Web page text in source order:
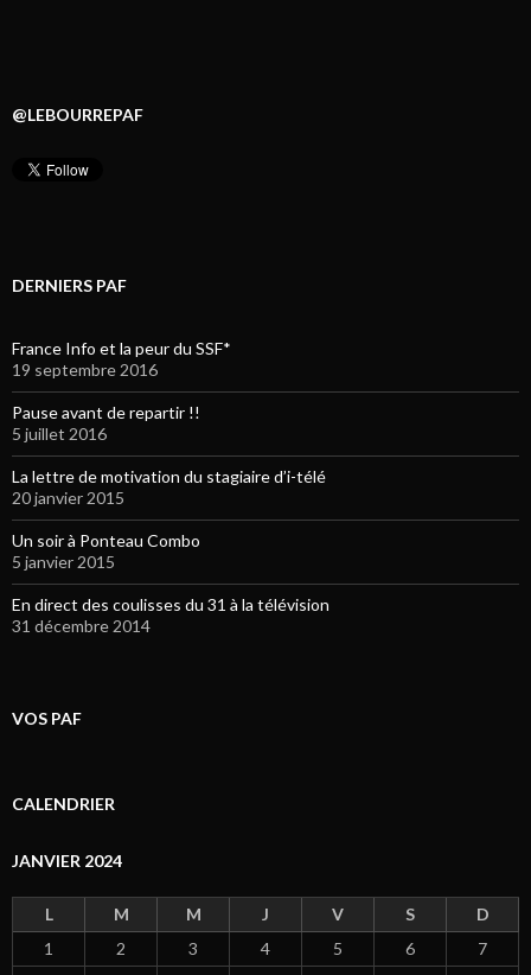
@LEBOURREPAF
DERNIERS PAF
France Info et la peur du SSF*
19 septembre 2016
Pause avant de repartir !!
5 juillet 2016
La lettre de motivation du stagiaire d’i-télé
20 janvier 2015
Un soir à Ponteau Combo
5 janvier 2015
En direct des coulisses du 31 à la télévision
31 décembre 2014
VOS PAF
CALENDRIER
JANVIER 2024
L M M J V S
D
1
2 3 4 5 6
7